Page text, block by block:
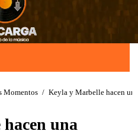
Momentos / Keyla y Marbelle hacen
una